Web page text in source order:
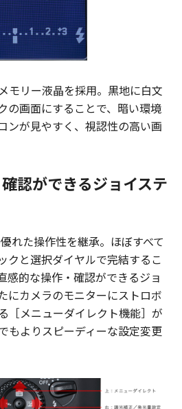
モリー液晶を採用。黒地に白文
の画面にすることで、暗い環境
ンが見やすく、視認性の高い画
認ができるジョイステ
れた操作性を継承。ほぼすべて
クと選択ダイヤルで完結するこ
感的な操作・確認ができるジョ
にカメラのモニターにストロボ
［メニューダイレクト機能］が
もよりスピーディーな設定変更